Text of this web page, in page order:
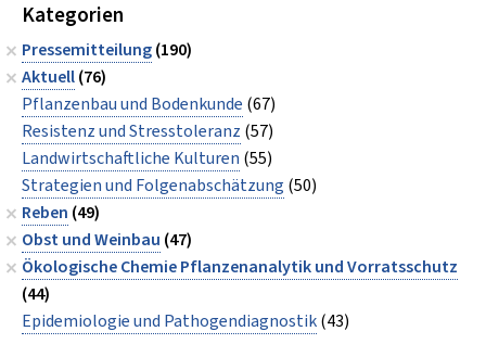
Kategorien
Pressemitteilung(190)
Aktuell(76)
Pflanzenbau und Bodenkunde (67)
Resistenz und Stresstoleranz (57)
Landwirtschaftliche Kulturen (55)
Strategien und Folgenabschätzung (50)
Reben (49)
Obst und Weinbau (47)
Ökologische Chemie Pflanzenanalytik und Vorratsschutz
(44)
Epidemiologie und Pathogendiagnostik(43)